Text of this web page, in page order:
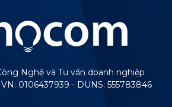
Nghệ và Tư vấn doanh nghiệp
0106437939 - DUNS: 555783846